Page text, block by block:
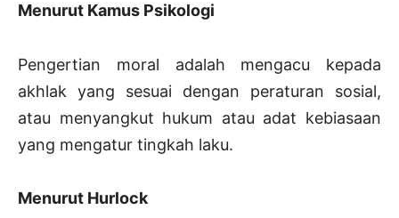
Menurut Kamus Psikologi
Pengertian moral adalah mengacu kepada
akhlak yang sesuai dengan peraturan sosial,
atau menyangkut hukum atau adat kebiasaan
yang mengatur tingkah laku.
Menurut Hurlock